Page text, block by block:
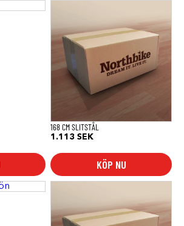
168 CM SLITSTÅL
1.113 SEK
KÖP NU